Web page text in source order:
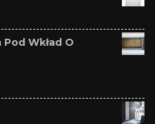
Wkład O